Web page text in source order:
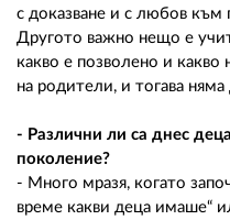
с доказване и с любов към
Другото важно нещо е
какво е позволено и какво
на родители, и тогава
- Различни ли са днес
поколение?
- Много мразя, когато
време какви деца имаше“